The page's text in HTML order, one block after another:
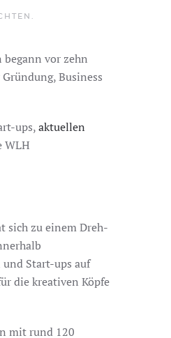
vor zehn
Business
ups,aktuellen
WLH
sich zu einem Dreh-
Start-ups auf
die kreativen Köpfe
mit rund 120